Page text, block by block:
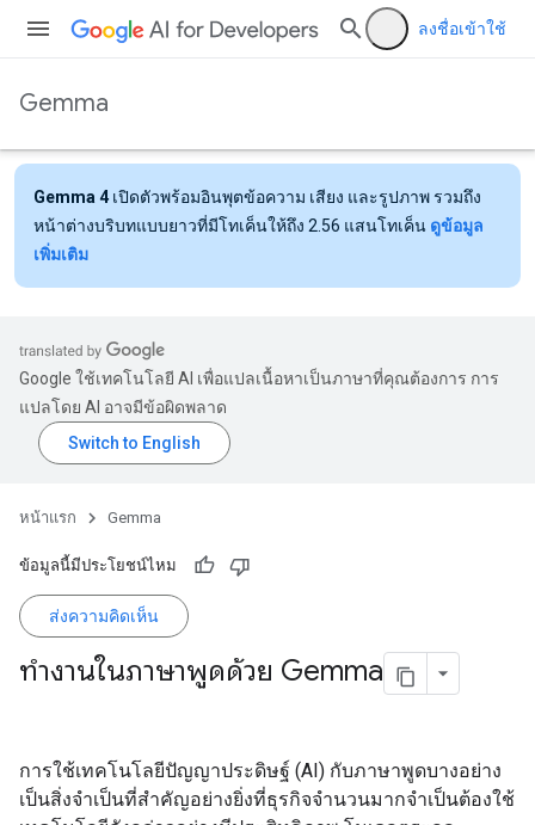
ลงชื่อเข้าใช้
Gemma
Gemma 4 เปิดตัวพร้อมอินพุตข้อความ เสียง และรูปภาพ รวมถึง
หน้าต่างบริบทแบบยาวที่มีโทเค็นให้ถึง 2.56 แสนโทเค็น ดูข้อมูล
เพิ่มเติม
Google ใช้เทคโนโลยี AI เพื่อแปลเนื้อหาเป็นภาษาที่คุณต้องการ การ
แปลโดย AI อาจมีข้อผิดพลาด
หน้าแรก Gemma
ข้อมูลนี้มีประโยชน์ไหม
ส่งความคิดเห็น
ทำงานในภาษาพูดด้วย Gemma
การใช้เทคโนโลยีปัญญาประดิษฐ์ (AI) กับภาษาพูดบางอย่าง
เป็นสิ่งจำเป็นที่สำคัญอย่างยิ่งที่ธุรกิจจำนวนมากจำเป็นต้องใช้